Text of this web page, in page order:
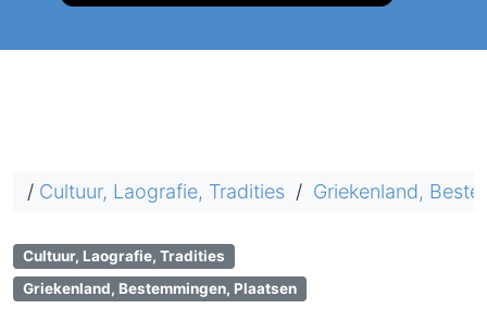
/ Cultuur, Laografie, Tradities / Griekenland,
Cultuur, Laografie, Tradities
Griekenland, Bestemmingen, Plaatsen